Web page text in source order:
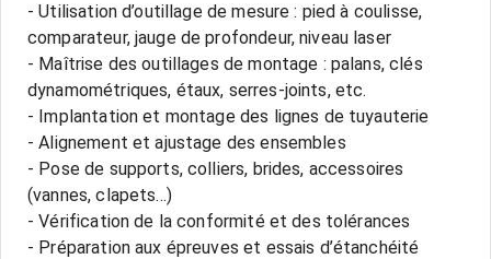
- Utilisation d’outillage de mesure : pied à coulisse,
comparateur, jauge de profondeur, niveau laser
- Maîtrise des outillages de montage : palans, clés
dynamométriques, étaux, serres-joints, etc.
- Implantation et montage des lignes de tuyauterie
- Alignement et ajustage des ensembles
- Pose de supports, colliers, brides, accessoires
(vannes, clapets...)
- Vérification de la conformité et des tolérances
- Préparation aux épreuves et essais d’étanchéité